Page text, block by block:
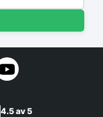
4.5 av 5